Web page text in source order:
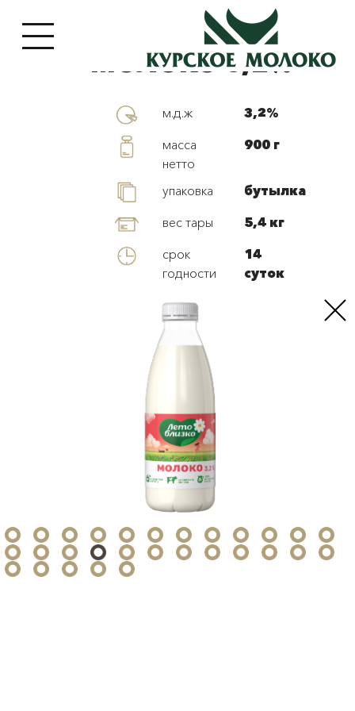
МОЛОКО 3,2%
м.д.ж
3,2%
масса
нетто
900 г
упаковка
бутылка
вес тары
5,4 кг
срок
годности
14
суток